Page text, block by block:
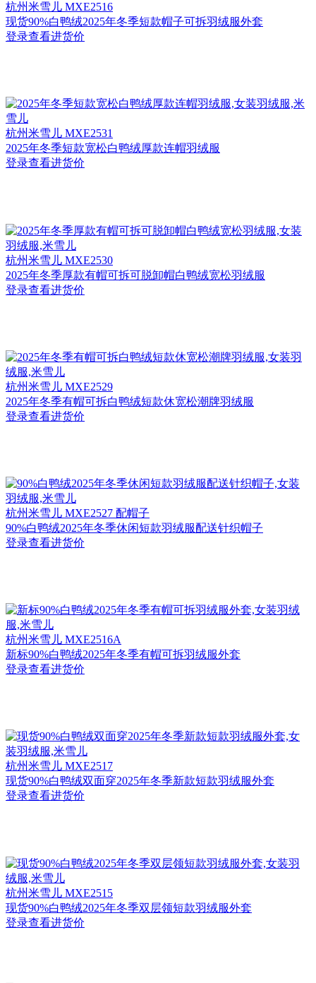
杭州米雪儿 MXE2516
现货90%白鸭绒2025年冬季短款帽子可拆羽绒服外套
登录查看进货价
杭州米雪儿 MXE2531
2025年冬季短款宽松白鸭绒厚款连帽羽绒服
登录查看进货价
杭州米雪儿 MXE2530
2025年冬季厚款有帽可拆可脱卸帽白鸭绒宽松羽绒服
登录查看进货价
杭州米雪儿 MXE2529
2025年冬季有帽可拆白鸭绒短款休宽松潮牌羽绒服
登录查看进货价
杭州米雪儿 MXE2527 配帽子
90%白鸭绒2025年冬季休闲短款羽绒服配送针织帽子
登录查看进货价
杭州米雪儿 MXE2516A
新标90%白鸭绒2025年冬季有帽可拆羽绒服外套
登录查看进货价
杭州米雪儿 MXE2517
现货90%白鸭绒双面穿2025年冬季新款短款羽绒服外套
登录查看进货价
杭州米雪儿 MXE2515
现货90%白鸭绒2025年冬季双层领短款羽绒服外套
登录查看进货价